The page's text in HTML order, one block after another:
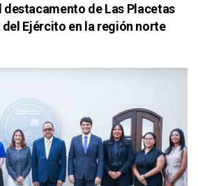
de Las Placetas
Ejército en la región norte